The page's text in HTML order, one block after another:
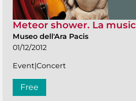
Meteor shower. La
Museo dell'Ara Pacis
01/12/2012
Event|Concert
Free